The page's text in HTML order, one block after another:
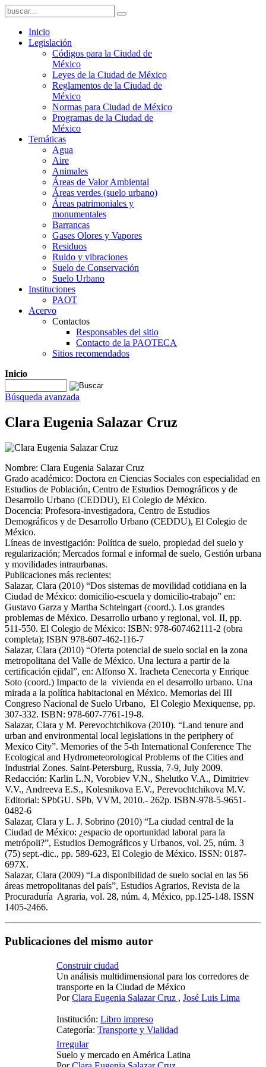
Inicio
Legislación
Códigos para la Ciudad de
México
Leyes de la Ciudad de México
Reglamentos de la Ciudad de
México
Normas para Ciudad de México
Programas de la Ciudad de
México
Temáticas
Agua
Aire
Animales
Áreas de Valor Ambiental
Áreas verdes (suelo urbano)
Áreas patrimoniales y
monumentales
Barrancas
Gases Olores y Vapores
Residuos
Ruido y vibraciones
Suelo de Conservación
Suelo Urbano
Instituciones
PAOT
Acervo
Contactos
Responsables del sitio
Contacto de la PAOTECA
Sitios recomendados
Inicio
Búsqueda avanzada
Clara Eugenia Salazar Cruz
Nombre: Clara Eugenia Salazar Cruz
Grado académico: Doctora en Ciencias Sociales con especialidad en
Estudios de Población, Centro de Estudios Demográficos y de
Desarrollo Urbano (CEDDU), El Colegio de México.
Docencia: Profesora-investigadora, Centro de Estudios
Demográficos y de Desarrollo Urbano (CEDDU), El Colegio de
México.
Líneas de investigación: Política de suelo, propiedad del suelo y
regularización; Mercados formal e informal de suelo, Gestión urbana
y movilidades intraurbanas.
Publicaciones más recientes:
Salazar, Clara (2010) “Dos sistemas de movilidad cotidiana en la
Ciudad de México: domicilio-escuela y domicilio-trabajo” en:
Gustavo Garza y Martha Schteingart (coord.). Los grandes
problemas de México. Desarrollo urbano y regional, vol. II, pp.
511-550. El Colegio de México: ISBN: 978-607462111-2 (obra
completa); ISBN 978-607-462-116-7
Salazar, Clara (2010) “Oferta potencial de suelo social en la zona
metropolitana del Valle de México. Una lectura a partir de la
certificación ejidal”, en: Alfonso X. Iracheta Cenecorta y Enrique
Soto (coord.) Impacto de la vivienda en el desarrollo urbano. Una
mirada a la política habitacional en México. Memorias del III
Congreso Nacional de Suelo Urbano, El Colegio Mexiquense, pp.
307-332. ISBN: 978-607-7761-19-8.
Salazar, Clara y M. Perevochtchikova (2010). “Land tenure and
urban and environmental local legislations in the periphery of
Mexico City”. Memories of the 5-th International Conference The
Ecological and Hydrometeorological Problems of the Cities and
Industrial Zones. Saint-Petersburg, Russia, 7-9, July 2009.
Redacción: Karlin L.N, Vorobiev V.N., Shelutko V.A., Dimitriev
V.V., Andreeva E.S., Kolesnikova E.V., Perevochtchikova M.V.
Editorial: SPbGU. SPb, VVM, 2010.- 262p. ISBN-978-5-9651-
0482-6
Salazar, Clara y L. J. Sobrino (2010) “La ciudad central de la
Ciudad de México: ¿espacio de oportunidad laboral para la
metrópoli?”, Estudios Demográficos y Urbanos, vol. 25, núm. 3
(75) sept.-dic., pp. 589-623, El Colegio de México. ISSN: 0187-
697X.
Salazar, Clara (2009) “La disponibilidad de suelo social en las 56
áreas metropolitanas del país”, Estudios Agrarios, Revista de la
Procuraduría Agraria, vol. 28, núm. 4, México, pp.125-148. ISSN
1405-2466.
Publicaciones del mismo autor
Construir ciudad
Un análisis multidimensional para los corredores de
transporte en la Ciudad de México
PorClara Eugenia Salazar Cruz , José Luis Lima
Institución: Libro impreso
Categoría: Transporte y Vialidad
Irregular
Suelo y mercado en América Latina